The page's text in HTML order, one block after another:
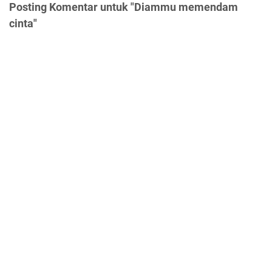
Posting Komentar untuk "Diammu memendam
cinta"